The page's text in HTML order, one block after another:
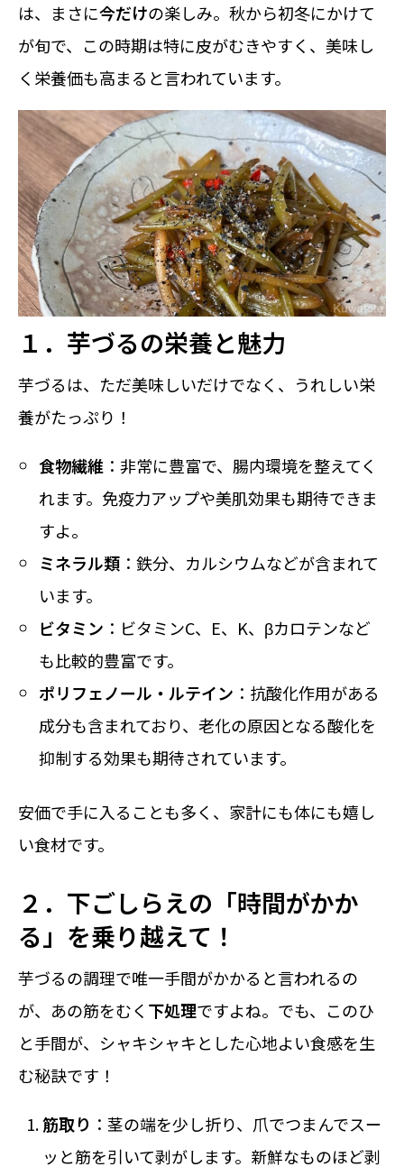
は、まさに今だけの楽しみ。秋から初冬にかけて
が旬で、この時期は特に皮がむきやすく、美味し
く栄養価も高まると言われています。
１．芋づるの栄養と魅力
芋づるは、ただ美味しいだけでなく、うれしい栄
養がたっぷり！
食物繊維 ：非常に豊富で、腸内環境を整えてく
れます。免疫力アップや美肌効果も期待できま
すよ。
ミネラル類 ：鉄分、カルシウムなどが含まれて
います。
ビタミン ：ビタミンC、E、K、βカロテンなど
も比較的豊富です。
ポリフェノール・ルテイン ：抗酸化作用がある
成分も含まれており、老化の原因となる酸化を
抑制する効果も期待されています。
安価で手に入ることも多く、家計にも体にも嬉し
い食材です。
２．下ごしらえの「時間がかか
る」を乗り越えて！
芋づるの調理で唯一手間がかかると言われるの
が、あの筋をむく 下処理ですよね。でも、このひ
と手間が、シャキシャキとした心地よい食感を生
む秘訣です！
筋取り ：茎の端を少し折り、爪でつまんでスー
ッと筋を引いて剥がします。新鮮なものほど剥